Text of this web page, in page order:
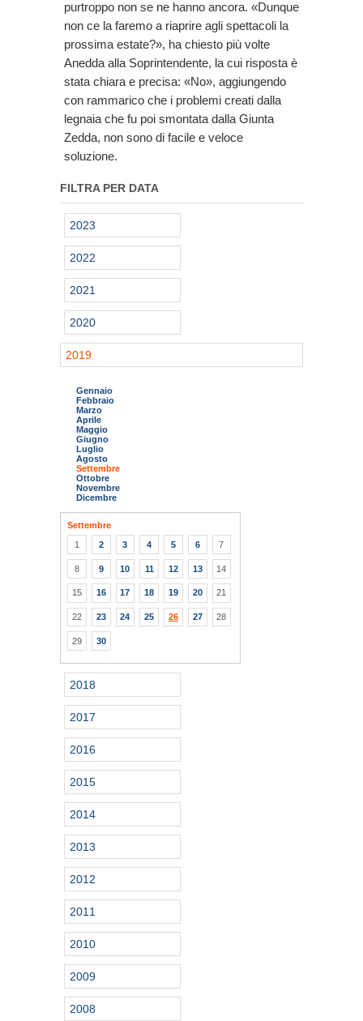
purtroppo non se ne hanno ancora. «Dunque
non ce la faremo a riaprire agli spettacoli la
prossima estate?», ha chiesto più volte
Anedda alla Soprintendente, la cui risposta è
stata chiara e precisa: «No», aggiungendo
con rammarico che i problemi creati dalla
legnaia che fu poi smontata dalla Giunta
Zedda, non sono di facile e veloce
soluzione.
FILTRA PER DATA
2023
2022
2021
2020
2019
Gennaio
Febbraio
Marzo
Aprile
Maggio
Giugno
Luglio
Agosto
Settembre
Ottobre
Novembre
Dicembre
Settembre
1
2 3 4 5 6 7
8 9 10 11 12 13 14
15 16 17 18 19 20 21
22 23 24 25 26 27 28
29 30
2018
2017
2016
2015
2014
2013
2012
2011
2010
2009
2008